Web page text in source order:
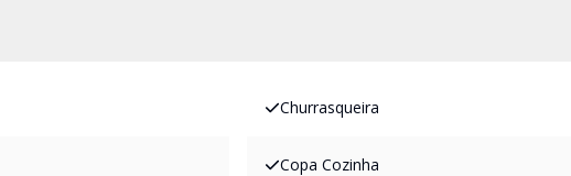
Churrasqueira
Copa Cozinha